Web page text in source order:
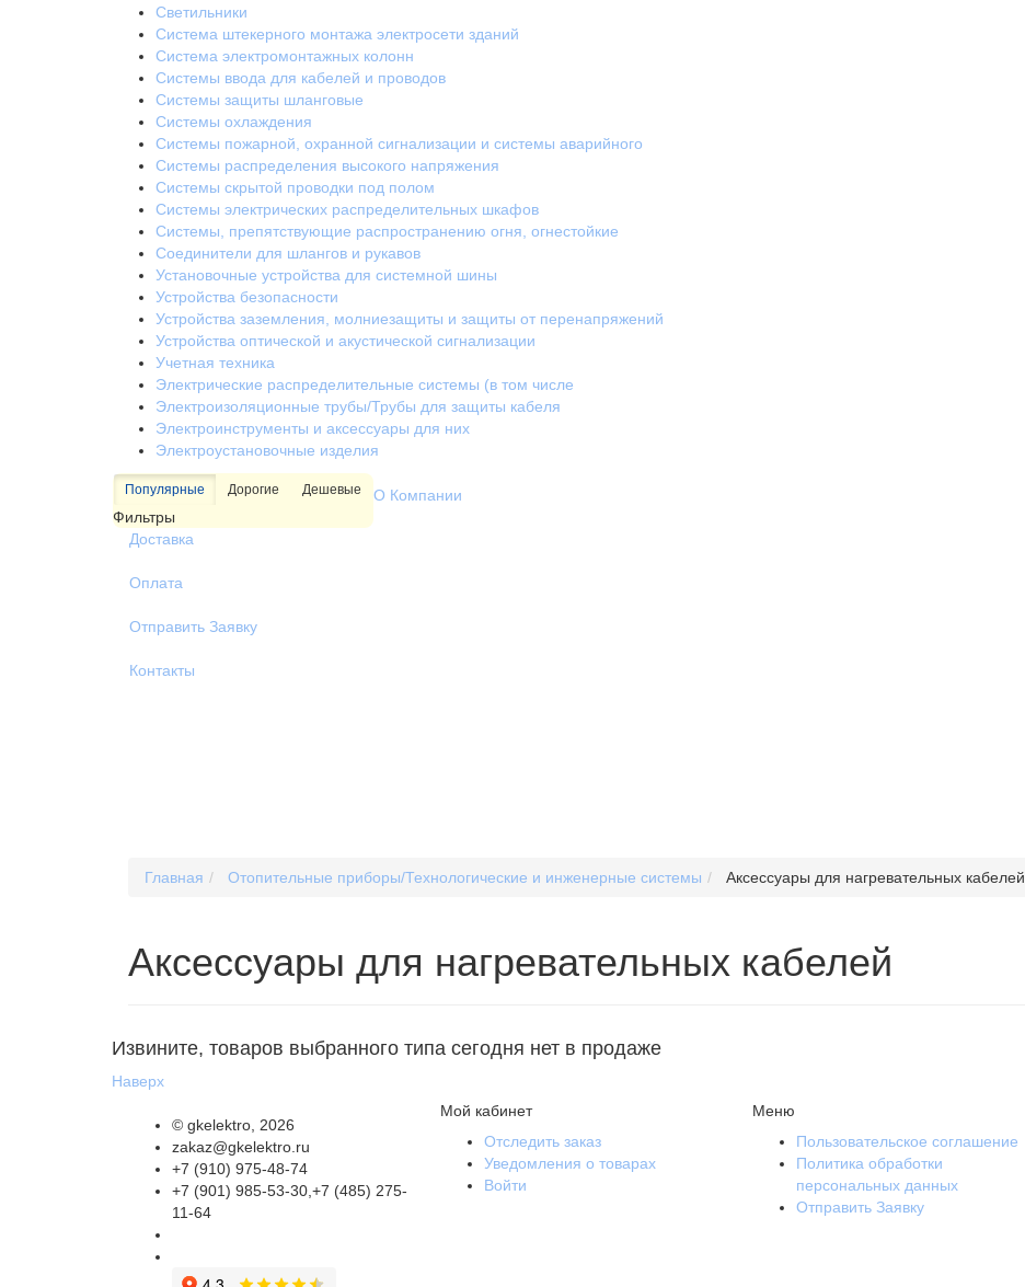
Светильники
Система штекерного монтажа электросети зданий
Система электромонтажных колонн
Системы ввода для кабелей и проводов
Системы защиты шланговые
Системы охлаждения
Системы пожарной, охранной сигнализации и системы аварийного
Системы распределения высокого напряжения
Системы скрытой проводки под полом
Системы электрических распределительных шкафов
Системы, препятствующие распространению огня, огнестойкие
Соединители для шлангов и рукавов
Установочные устройства для системной шины
Устройства безопасности
Устройства заземления, молниезащиты и защиты от перенапряжений
Устройства оптической и акустической сигнализации
Учетная техника
Электрические распределительные системы (в том числе
Электроизоляционные трубы/Трубы для защиты кабеля
Электроинструменты и аксессуары для них
Электроустановочные изделия
Популярные Дорогие Дешевые
Фильтры
О Компании
Доставка
Оплата
Отправить Заявку
Контакты
Главная Отопительные приборы/Технологические и инженерные системы Аксессуары для нагревательных кабелей
Аксессуары для нагревательных кабелей
Извините, товаров выбранного типа сегодня нет в продаже
Наверх
© gkelektro , 2026
zakaz@gkelektro.ru
+7 (910) 975-48-74
+7 (901) 985-53-30,+7 (485) 275-
11-64
Мой кабинет
Отследить заказ
Уведомления о товарах
Войти
Меню
Пользовательское соглашение
Политика обработки
персональных данных
Отправить Заявку